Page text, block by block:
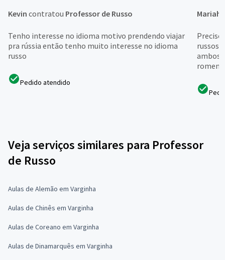
Kevin contratou Professor de Russo
Tenho interesse no idioma motivo prendendo viajar
pra rússia então tenho muito interesse no idioma
russo
Pedido atendido
Mariah
Preciso
russos
ambos
Veja serviços similares para Professor
de Russo
Aulas de Alemão em Varginha
Aulas de Chinês em Varginha
Aulas de Coreano em Varginha
Aulas de Dinamarquês em Varginha